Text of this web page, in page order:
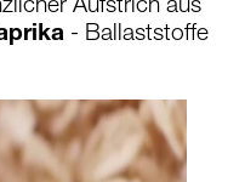
Aufstrich aus
- Ballaststoffe